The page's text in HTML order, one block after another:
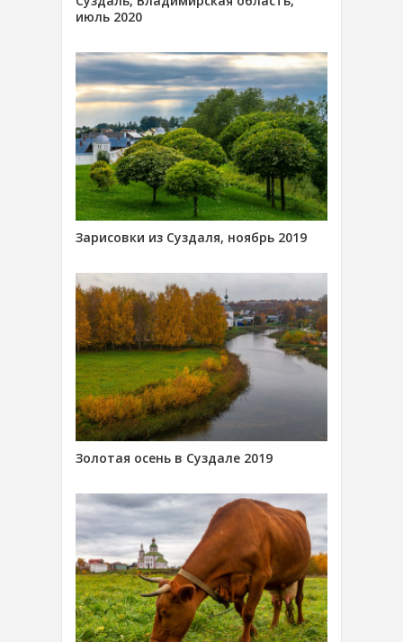
июль 2020
Зарисовки из Суздаля, ноябрь 2019
Золотая осень в Суздале 2019